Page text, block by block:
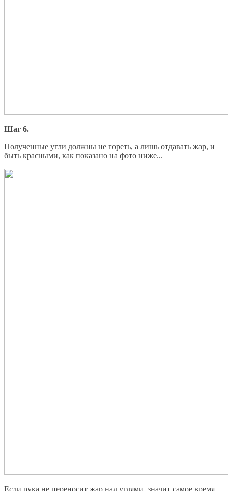
Шаг 6.
Полученные угли должны не гореть, а лишь отдавать жар, и
быть красными, как показано на фото ниже...
Если рука не переносит жар над углями, значит самое время